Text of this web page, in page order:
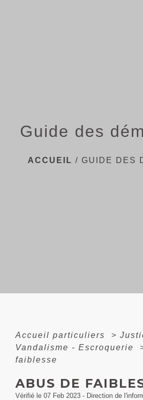
Guide des
ACCUEIL / GUIDE DES
Accueil particuliers >
Vandalisme - Escroquerie
faiblesse
ABUS DE
Vérifié le 07 Feb 2023 - Direction de